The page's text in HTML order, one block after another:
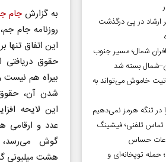
به گزارشجام
روزنامه جام
این اتفاق تنها
حقوق دریافتی
بیراه هم
شدن آن،
این لایحه
عدد و ارقامی
گوش می‌رسد،
ارشاد در پی درگذشت
شمال؛ مسیر جنوب
بسته شد
خاموش می‌تواند به
در تنگه هرمز نمی‌دهیم
تلفنی؛ فیشینگ
حساس
توپخانه‌ای و